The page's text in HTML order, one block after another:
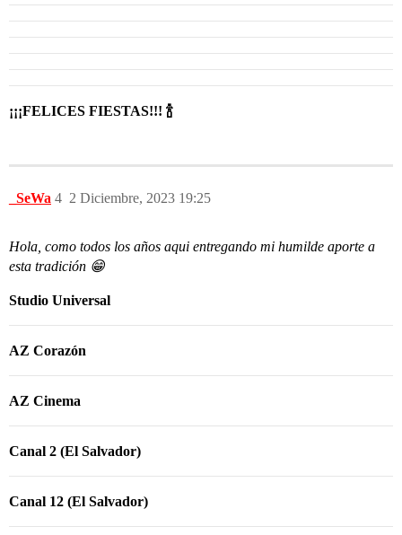
¡¡¡FELICES FIESTAS!!! 🍾
_SeWa 2 Diciembre, 2023 19:25
4
Hola, como todos los años aqui entregando mi humilde aporte a
esta tradición 😁
Studio Universal
AZ Corazón
AZ Cinema
Canal 2 (El Salvador)
Canal 12 (El Salvador)